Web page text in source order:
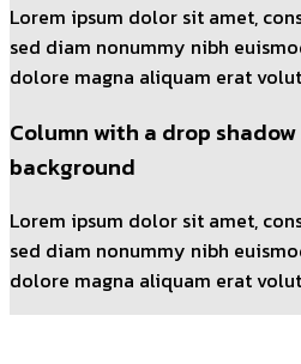
Lorem ipsum dolor sit amet,
sed diam nonummy nibh
dolore magna aliquam erat
Column with a drop
background
Lorem ipsum dolor sit amet,
sed diam nonummy nibh
dolore magna aliquam erat